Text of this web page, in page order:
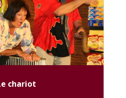
chariot